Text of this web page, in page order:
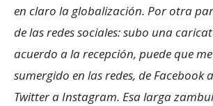
en claro la globalización. Por otra
de las redes sociales: subo una
acuerdo a la recepción, puede que
sumergido en las redes, de Facebook
Twitter a Instagram. Esa larga